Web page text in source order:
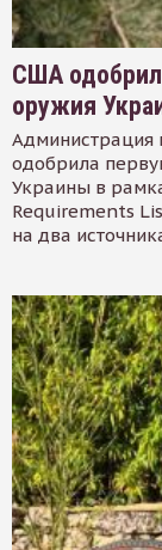
США
оружия
одобрила
Украины в
Requirements
на два